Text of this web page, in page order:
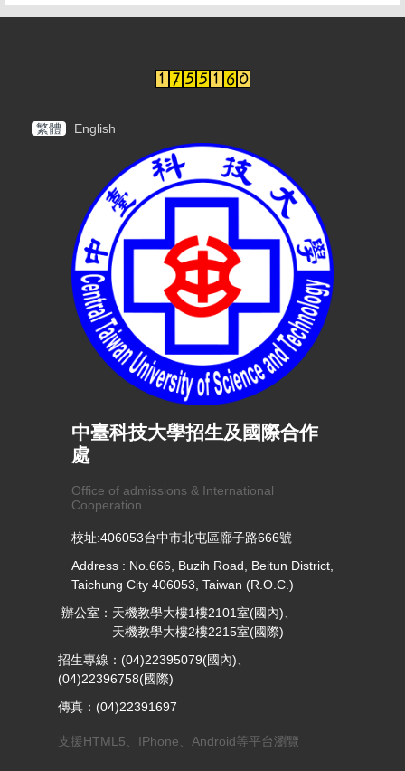
繁體 English
中臺科技大學招生及國際合作
處
Office of admissions & International
Cooperation
校址:406053台中市北屯區廍子路666號
Address : No.666, Buzih Road, Beitun District,
Taichung City 406053, Taiwan (R.O.C.)
辦公室：天機教學大樓1樓2101室(國內)、
天機教學大樓2樓2215室(國際)
招生專線：(04)22395079(國內)、
(04)22396758(國際)
傳真：(04)22391697
支援HTML5、IPhone、Android等平台瀏覽